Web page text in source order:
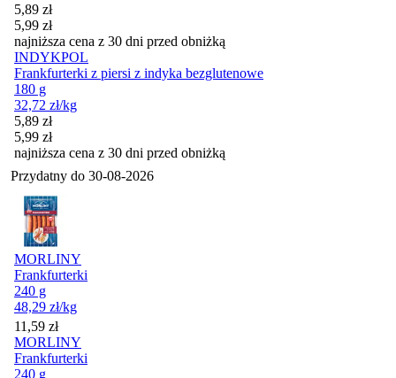
Cena promocyjna
5,89 zł
5,99 zł
najniższa cena z 30 dni przed obniżką
INDYKPOL
Frankfurterki z piersi z indyka bezglutenowe
180 g
32,72 zł/kg
Cena promocyjna
5,89 zł
5,99 zł
najniższa cena z 30 dni przed obniżką
Przydatny do 30-08-2026
MORLINY
Frankfurterki
240 g
48,29 zł/kg
Cena
11,59 zł
MORLINY
Frankfurterki
240 g